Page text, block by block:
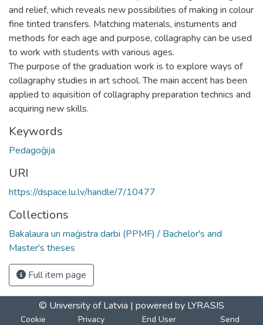
and relief, which reveals new possibilities of making in colour
fine tinted transfers. Matching materials, instuments and
methods for each age and purpose, collagraphy can be used
to work with students with various ages.
The purpose of the graduation work is to explore ways of
collagraphy studies in art school. The main accent has been
applied to aquisition of collagraphy preparation technics and
acquiring new skills.
Keywords
Pedagoģija
URI
https://dspace.lu.lv/handle/7/10477
Collections
Bakalaura un maģistra darbi (PPMF) / Bachelor's and
Master's theses
Full item page
© University of Latvia | powered by LYRASIS
Cookie Privacy End User Send